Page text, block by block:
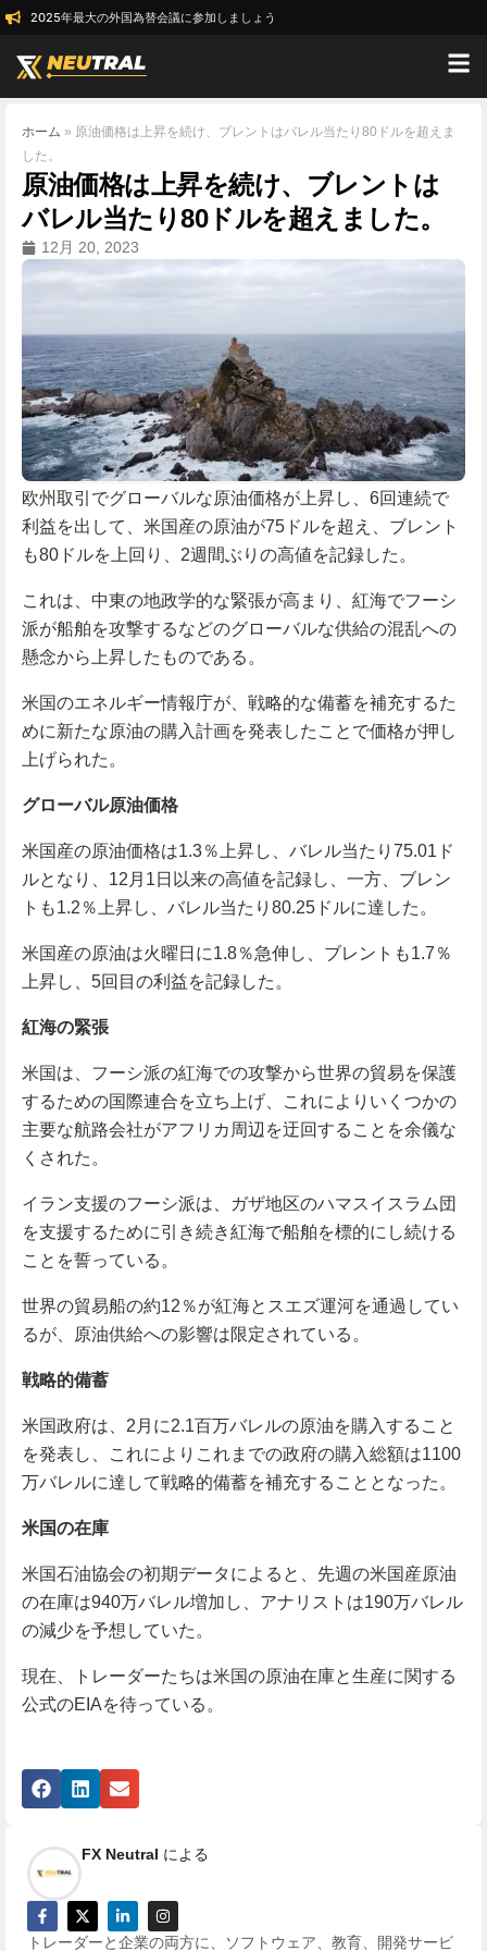
2025年最大の外国為替会議に参加しましょう
ホーム » 原油価格は上昇を続け、ブレントはバレル当たり80ドルを超えま
した。
原油価格は上昇を続け、ブレントは
バレル当たり80ドルを超えました。
12月 20, 2023
欧州取引でグローバルな原油価格が上昇し、6回連続で
利益を出して、米国産の原油が75ドルを超え、ブレント
も80ドルを上回り、2週間ぶりの高値を記録した。
これは、中東の地政学的な緊張が高まり、紅海でフーシ
派が船舶を攻撃するなどのグローバルな供給の混乱への
懸念から上昇したものである。
米国のエネルギー情報庁が、戦略的な備蓄を補充するた
めに新たな原油の購入計画を発表したことで価格が押し
上げられた。
グローバル原油価格
米国産の原油価格は1.3％上昇し、バレル当たり75.01ド
ルとなり、12月1日以来の高値を記録し、一方、ブレン
トも1.2％上昇し、バレル当たり80.25ドルに達した。
米国産の原油は火曜日に1.8％急伸し、ブレントも1.7％
上昇し、5回目の利益を記録した。
紅海の緊張
米国は、フーシ派の紅海での攻撃から世界の貿易を保護
するための国際連合を立ち上げ、これによりいくつかの
主要な航路会社がアフリカ周辺を迂回することを余儀な
くされた。
イラン支援のフーシ派は、ガザ地区のハマスイスラム団
を支援するために引き続き紅海で船舶を標的にし続ける
ことを誓っている。
世界の貿易船の約12％が紅海とスエズ運河を通過してい
るが、原油供給への影響は限定されている。
戦略的備蓄
米国政府は、2月に2.1百万バレルの原油を購入すること
を発表し、これによりこれまでの政府の購入総額は1100
万バレルに達して戦略的備蓄を補充することとなった。
米国の在庫
米国石油協会の初期データによると、先週の米国産原油
の在庫は940万バレル増加し、アナリストは190万バレル
の減少を予想していた。
現在、トレーダーたちは米国の原油在庫と生産に関する
公式のEIAを待っている。
FX Neutral による
トレーダーと企業の両方に、ソフトウェア、教育、開発サービ